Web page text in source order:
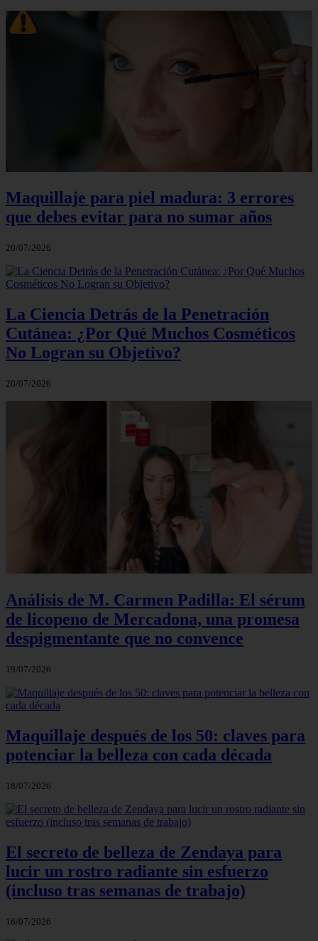
Maquillaje para piel madura: 3 errores
que debes evitar para no sumar años
20/07/2026
La Ciencia Detrás de la Penetración
Cutánea: ¿Por Qué Muchos Cosméticos
No Logran su Objetivo?
20/07/2026
Análisis de M. Carmen Padilla: El sérum
de licopeno de Mercadona, una promesa
despigmentante que no convence
19/07/2026
Maquillaje después de los 50: claves para
potenciar la belleza con cada década
18/07/2026
El secreto de belleza de Zendaya para
lucir un rostro radiante sin esfuerzo
(incluso tras semanas de trabajo)
16/07/2026